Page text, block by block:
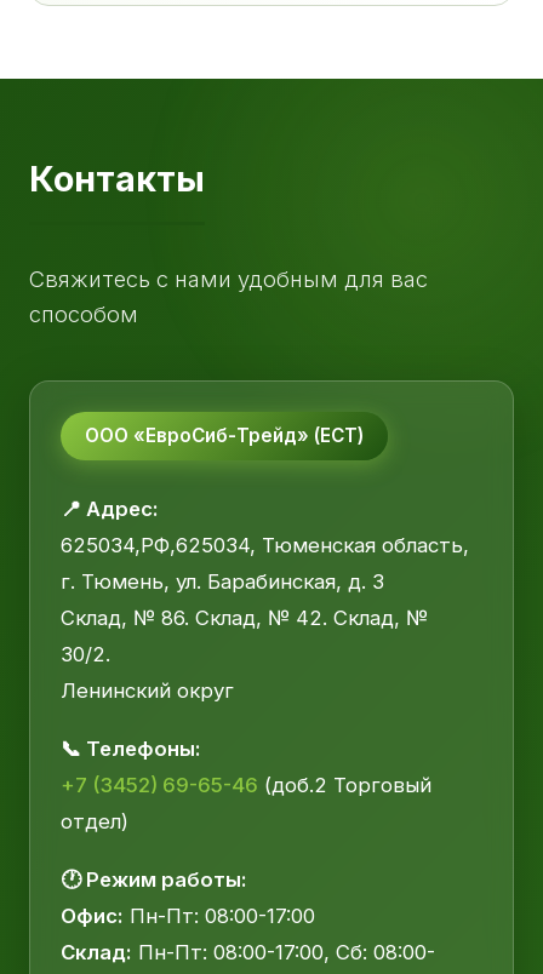
Контакты
Свяжитесь с нами удобным для вас
способом
ООО «ЕвроСиб-Трейд» (ЕСТ)
📍 Адрес:
625034,РФ,625034, Тюменская область,
г. Тюмень, ул. Барабинская, д. 3
Склад, № 86. Склад, № 42. Склад, №
30/2.
Ленинский округ
📞 Телефоны:
+7 (3452) 69-65-46 (доб.2 Торговый
отдел)
🕐 Режим работы:
Офис: Пн-Пт: 08:00-17:00
Склад: Пн-Пт: 08:00-17:00, Сб: 08:00-